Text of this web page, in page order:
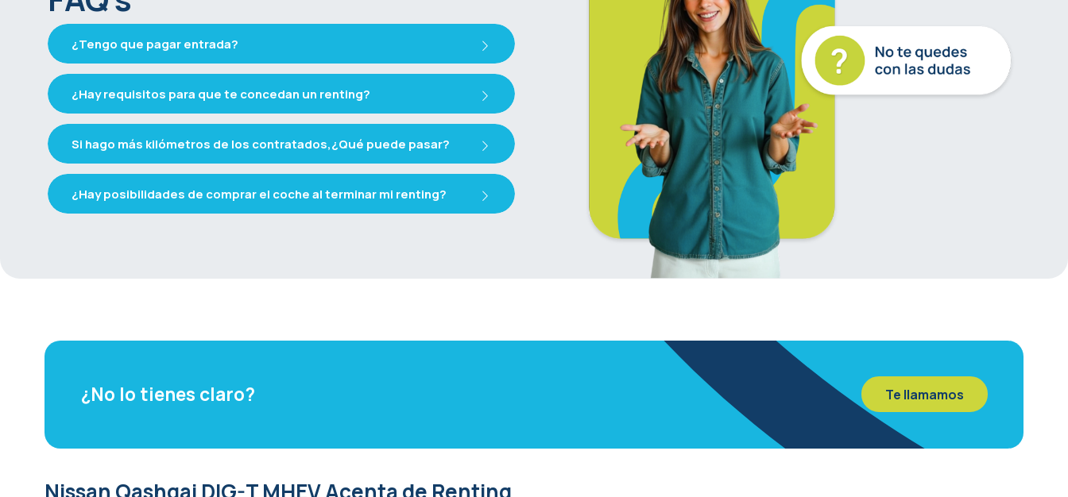
¿Tengo que pagar entrada?
¿Hay requisitos para que te concedan un renting?
Si hago más kilómetros de los contratados,¿Qué puede pasar?
¿Hay posibilidades de comprar el coche al terminar mi renting?
¿No lo tienes claro? Te llamamos